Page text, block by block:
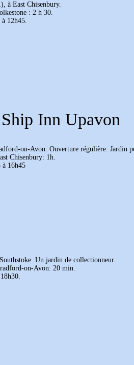
à East Chisenbury.
: 2 h 30.
12h45.
Inn Upavon
on-Avon. Ouverture régulière. Jardin
Chisenbury: 1h.
à 16h45
Un jardin de collectionneur..
on-Avon: 20 min.